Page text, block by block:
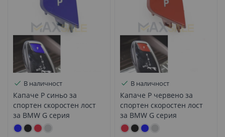
В наличност
Капаче P синьо за
спортен скоростен лост
за BMW G серия
В наличност
Капаче P червено за
спортен скоростен лост
за BMW G серия